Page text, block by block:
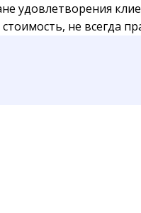
удовлетворения
не всегда